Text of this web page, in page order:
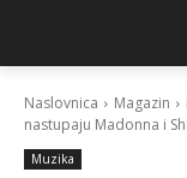
Naslovnica Magazin
nastupaju Madonna i
Muzika